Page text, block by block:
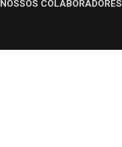
NOSSOS COLABORADORES